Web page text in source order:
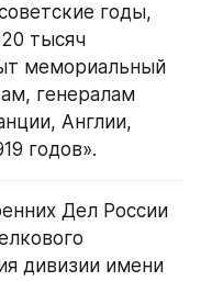
годы,
тысяч
мемориальный
генералам
Англии,
годов».
Дел России
дивизии имени